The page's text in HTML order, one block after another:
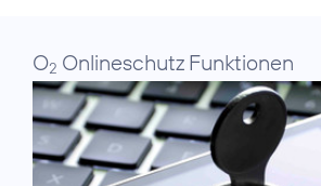
O2 Onlineschutz Funktionen